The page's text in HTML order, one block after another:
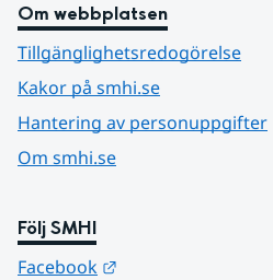
Om webbplatsen
Tillgänglighetsredogörelse
Kakor på smhi.se
Hantering av personuppgifter
Om smhi.se
Följ SMHI
Facebook